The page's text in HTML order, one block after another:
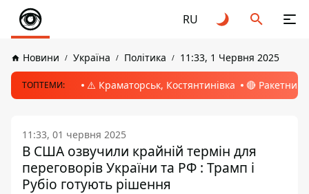
RU
Новини Україна Політика 11:33, 1 Червня 2025
ТОПТЕМИ: ⚠️ Краматорськ, Костянтинівка 🔴 Ракетний
11:33, 01 червня 2025
В США озвучили крайній термін для
переговорів України та РФ : Трамп і
Рубіо готують рішення